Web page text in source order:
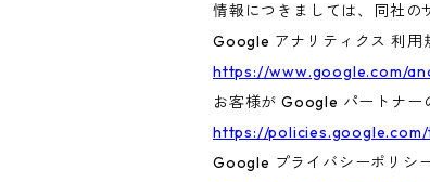
情報につきましては、同社の
Google アナリティクス 利用
https://www.google.com/
お客様が Google パートナー
https://
Google プライバシーポリシ